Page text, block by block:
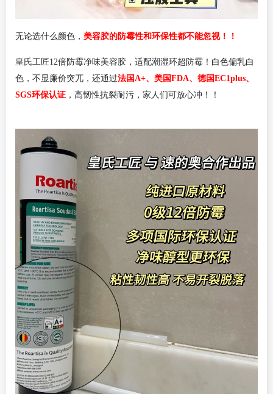
无论选什么颜色， 美容胶的防霉性和环保性都不能忽视！！
皇氏工匠12倍防霉净味美容胶，适配潮湿环超防霉！ 白色偏乳白
色，不显 廉价突兀 ， 还通过法国A+、美国FDA、德国EC1plus、
SGS环保认证 ，高韧性抗裂耐污，家人们可放心冲！！